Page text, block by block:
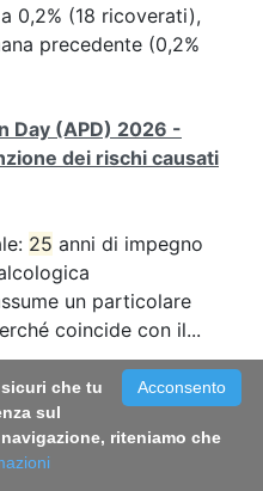
0,2% (18 ricoverati),
precedente (0,2%
Day (APD) 2026 -
dei rischi causati
25 anni di impegno
un particolare
coincide con il...
3
stabile
precedente (0,9% al
Acconsento
che tu
sul
riteniamo che